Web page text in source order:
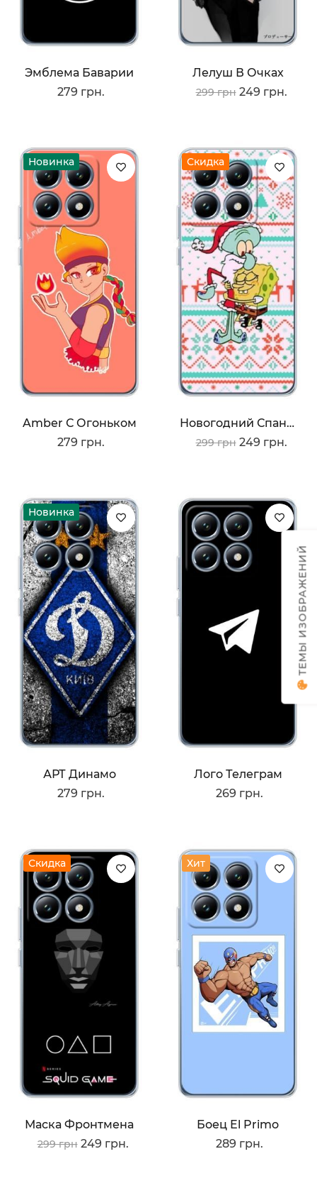
Эмблема Баварии
279 грн.
Лелуш В Очках
299 грн 249 грн.
Новинка
Amber С Огоньком
279 грн.
Скидка
Новогодний Спанч-Боб
299 грн 249 грн.
Новинка
АРТ Динамо
279 грн.
Лого Телеграм
269 грн.
Скидка
Маска Фронтмена
299 грн 249 грн.
Хит
Боец El Primo
289 грн.
ТЕМЫ ИЗОБРАЖЕНИЙ